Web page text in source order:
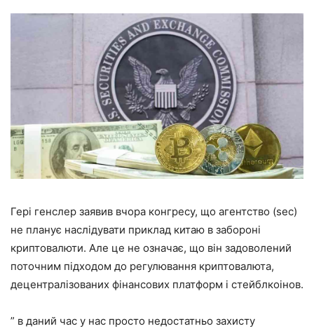
Гері генслер заявив вчора конгресу, що агентство (sec)
не планує наслідувати приклад китаю в забороні
криптовалюти. Але це не означає, що він задоволений
поточним підходом до регулювання криптовалюта,
децентралізованих фінансових платформ і стейблкоінов.
” в даний час у нас просто недостатньо захисту